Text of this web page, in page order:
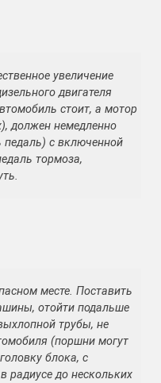
увеличение
двигателя
стоит, а мотор
должен немедленно
педаль) с включенной
тормоза,
месте. Поставить
отойти подальше
трубы, не
(поршни могут
блока, с
радиусе до нескольких